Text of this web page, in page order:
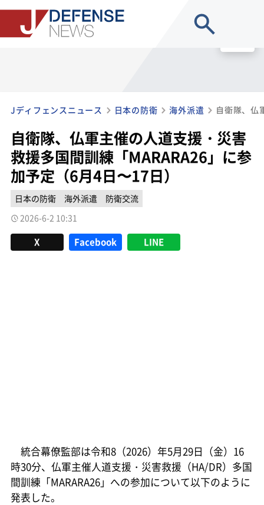
Jディフェンスニュース 日本の防衛 海外派遣
自衛隊、仏軍主催の人道支援・災害
救援多国間訓練「MARARA26」に参
加予定（6月4日〜17日）
日本の防衛 海外派遣
防衛交流
2026-6-2 10:31
X Facebook LINE
統合幕僚監部は令和8（2026）年5月29日（金）16
時30分、仏軍主催人道支援・災害救援（HA/DR）多国
間訓練「MARARA26」への参加について以下のように
発表した。